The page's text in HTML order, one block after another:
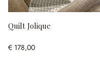
Quilt Jolique
€ 178,00